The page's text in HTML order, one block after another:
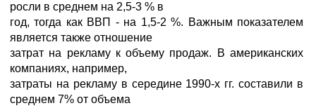
росли в среднем на 2,5-3 % в
год, тогда как ВВП - на 1,5-2 %. Важным показателем
является также отношение
затрат на рекламу к объему продаж. В американских
компаниях, например,
затраты на рекламу в середине 1990-х гг. составили в
среднем 7% от объема